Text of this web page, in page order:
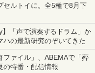
セルトイに。全5種で8月下
】「声で演奏するドラム」か
ハの最新研究のぞいてきた
ァイル」、ABEMAで「葬
の特番・配信情報